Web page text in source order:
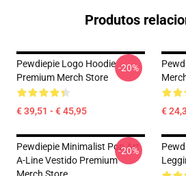
Produtos
Pewdiepie Logo Hoodie
Premium Merch Store
€ 39,51 - € 45,95
-20%
€
Pewdiepie Minimalist Pop Art
A-Line Vestido Premium
-20%